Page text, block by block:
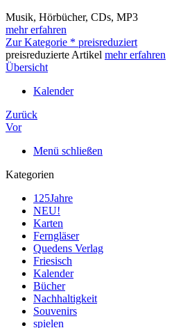
Musik, Hörbücher, CDs, MP3
mehr erfahren
Zur Kategorie * preisreduziert
preisreduzierte Artikel mehr erfahren
Übersicht
Kalender
Zurück
Vor
Menü schließen
Kategorien
125Jahre
NEU!
Karten
Ferngläser
Quedens Verlag
Friesisch
Kalender
Bücher
Nachhaltigkeit
Souvenirs
spielen